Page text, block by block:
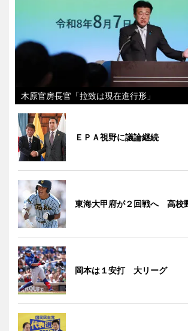
木原官房長官「拉致は現在進行形」
ＥＰＡ視野に議論継続
東海大甲府が２回戦へ 高校
岡本は１安打 大リーグ